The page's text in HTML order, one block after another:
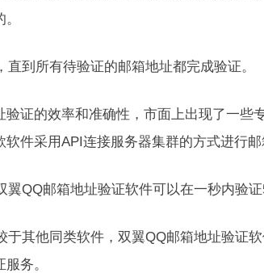
直到所有待验证的邮箱地址都完成验证。
验证的效率和准确性，市面上出现了一些
软件采用API连接服务器集群的方式进行
翼QQ邮箱地址验证软件可以在一秒内验
于其他同类软件，双翼QQ邮箱地址验证
务。